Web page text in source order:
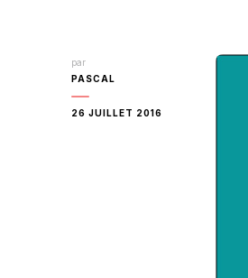
par
PASCAL
26 JUILLET 2016